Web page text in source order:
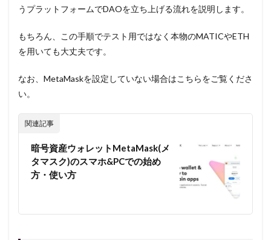
うプラットフォームでDAOを立ち上げる流れを説明します。
もちろん、この手順でテスト用ではなく本物のMATICやETH
を用いても大丈夫です。
なお、MetaMaskを設定していない場合はこちらをご覧くださ
い。
関連記事
暗号資産ウォレットMetaMask(メ
タマスク)のスマホ&PCでの始め
方・使い方